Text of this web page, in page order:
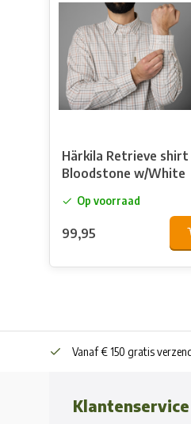
Härkila Retrieve shirt
Bloodstone w/White
Op voorraad
99,95
Vanaf € 150 gratis
Klantenservice